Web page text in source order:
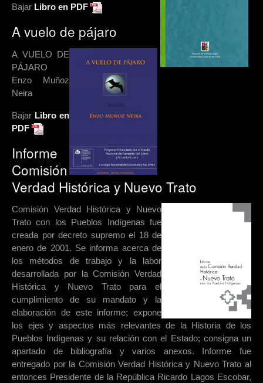
Bajar Libro en PDF
A vuelo de pájaro
A VUELO DE
PÁJARO
Enzo Muñoz
Neira
Bajar Libro en
PDF
Informe
Comisión
Verdad Histórica y Nuevo Trato
Comisión Verdad Histórica y Nuevo
Trato con los Pueblos Indígenas fue
creada por decreto supremo el 18 de
enero de 2001. Se informa acerca de
los métodos de trabajo y la labor
desarrollada por la Comisión Verdad
Histórica y Nuevo Trato para el
cumplimiento de su mandato y la
elaboración de este informe; expone
los ejes y aspectos más relevantes de la Historia de los
Pueblos Indígenas y su relación con el Estado; consigna un
apartado de bibliografía y varios anexos. Informe fue
entregado por la Comisión Verdad Histórica y Nuevo Trato al
entonces Presidente de la República Ricardo Lagos Escobar,